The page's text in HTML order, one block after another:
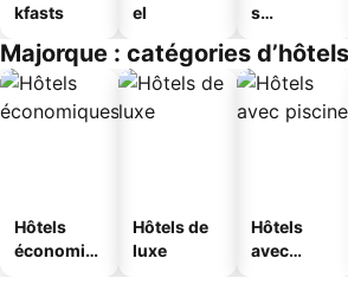
kfasts
el
s
s
Majorque : catégories
Hôtels
économiq
Hôtels de
luxe
Hôtels
avec